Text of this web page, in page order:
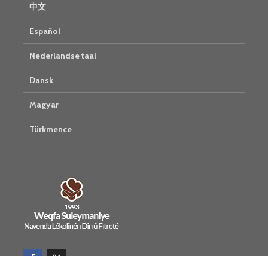
中文
Español
Nederlandse taal
Dansk
Magyar
Türkmence